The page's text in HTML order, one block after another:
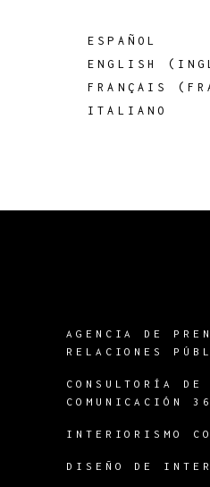
ESPAÑOL
ENGLISH
(
FRANÇAIS
(
ITALIANO
AGENCIA DE
RELACIONES
CONSULTORÍA DE
COMUNICACIÓN
INTERIORISMO
DISEÑO DE